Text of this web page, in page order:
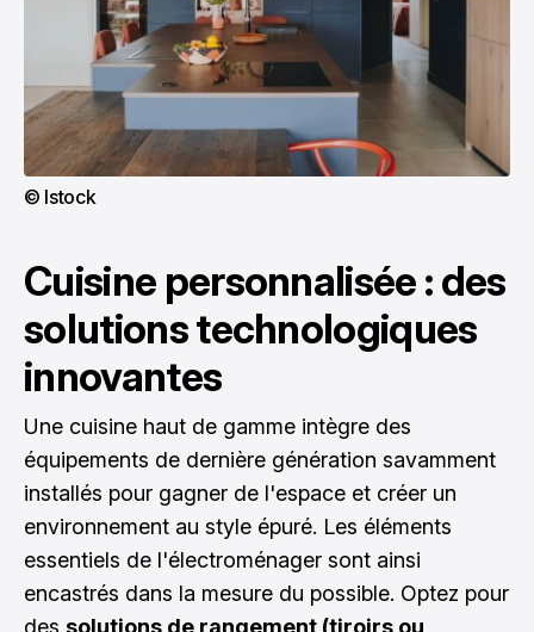
© Istock
Cuisine personnalisée : des
solutions technologiques
innovantes
Une cuisine haut de gamme intègre des
équipements de dernière génération savamment
installés pour gagner de l'espace et créer un
environnement au style épuré. Les éléments
essentiels de l'électroménager sont ainsi
encastrés dans la mesure du possible. Optez pour
des solutions de rangement (tiroirs ou